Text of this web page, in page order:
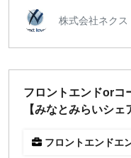
株式会社ネクス
フロントエンドorコ
【みなとみらいシェ
フロントエンドエ